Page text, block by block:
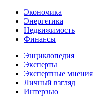
Экономика
Энергетика
Недвижимость
Финансы
Энциклопедия
Эксперты
Экспертные мнения
Личный взгляд
Интервью